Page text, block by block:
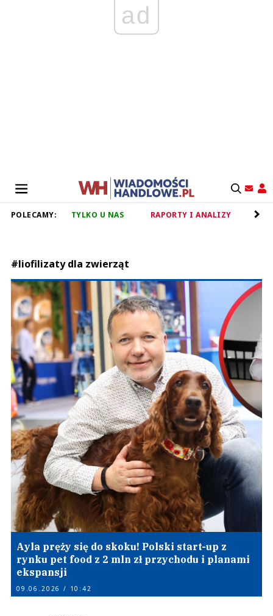
ad
POLECAMY: TYLKO U NAS RAPORTY I ANALIZY
#liofilizaty dla zwierząt
Ayla pręży się do skoku! Polski start-up z
rynku pet food z 2 mln zł przychodu i planami
ekspansji
09.06.2026 / 10:42